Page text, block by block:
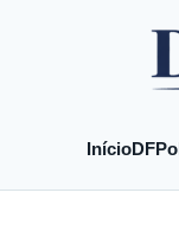
InícioDF